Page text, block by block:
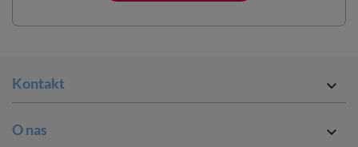
Kontakt 
O nas 